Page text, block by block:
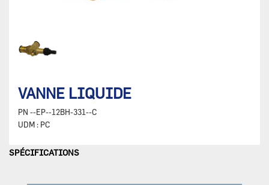
VANNE LIQUIDE
PN --EP--12BH-331--C
UDM : PC
SPÉCIFICATIONS